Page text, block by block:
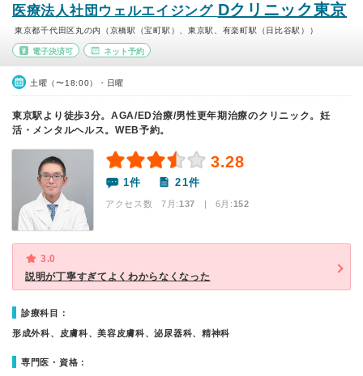
医療法人社団ウェルエイジング Dクリニック東京
東京都千代田区丸の内（京橋駅（宝町駅）、東京駅、有楽町駅（日比谷駅））
電子決済可 ネット予約
土曜（〜18:00）・日曜
東京駅より徒歩3分。AGA/ED治療/男性更年期治療のクリニック。妊
活・メンタルヘルス。WEB予約。
3.28
1件 21件
アクセス数 7月:137 | 6月:152
3.0
説明が丁寧すぎてよくわからなくなった
診療科目：
形成外科、皮膚科、美容皮膚科、泌尿器科、精神科
専門医・資格：